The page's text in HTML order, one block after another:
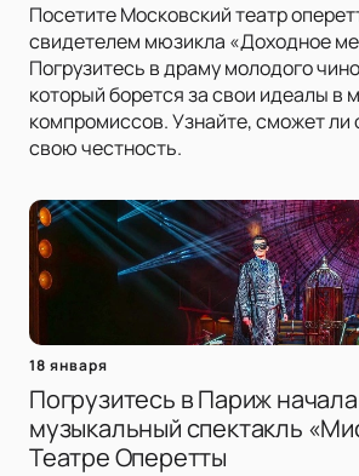
Посетите Московский театр
свидетелем мюзикла «Доходное
Погрузитесь в драму молодого
который борется за свои идеалы в
компромиссов. Узнайте, сможет ли
свою честность.
18 января
Погрузитесь в Париж начала
музыкальный спектакль
Театре Оперетты